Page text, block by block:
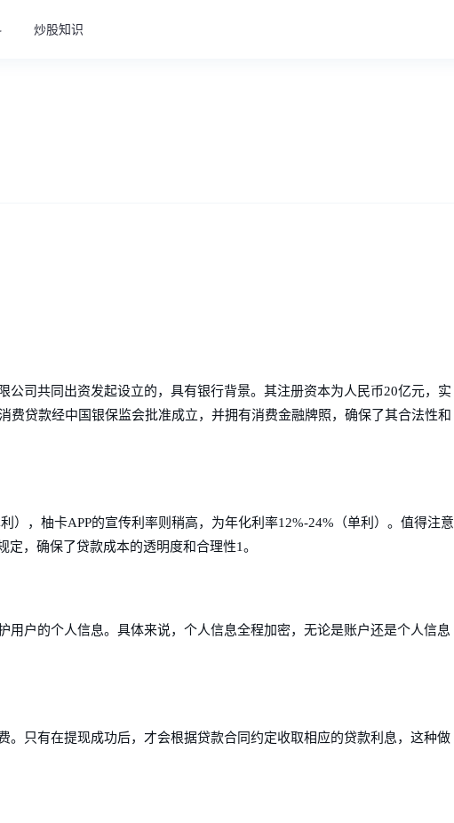
炒股知识
司共同出资发起设立的，具有银行背景。其注册资本为人民币20亿元，实
费贷款经中国银保监会批准成立，并拥有消费金融牌照，确保了其合法性和
），柚卡APP的宣传利率则稍高，为年化利率12%-24%（单利）。值得注意
，确保了贷款成本的透明度和合理性1。
户的个人信息。具体来说，个人信息全程加密，无论是账户还是个人信息
。只有在提现成功后，才会根据贷款合同约定收取相应的贷款利息，这种做